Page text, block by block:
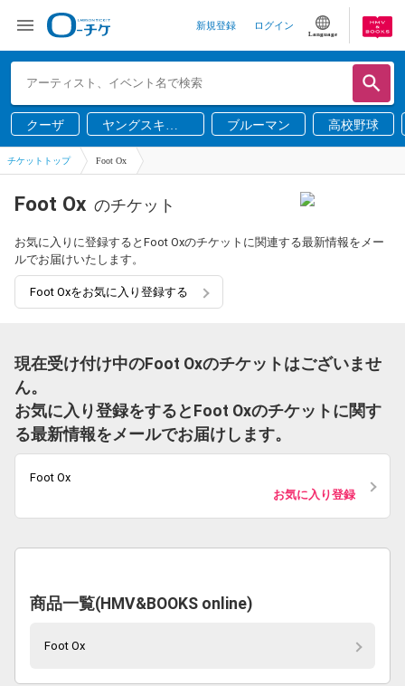
新規登録 ログイン
Language
クーザ
ヤングスキニ
ー
ブルーマン 高校野球
チケットトップ Foot Ox
Foot Ox のチケット
お気に入りに登録するとFoot Oxのチケットに関連する最新情報をメー
ルでお届けいたします。
Foot Oxをお気に入り登録する
現在受け付け中のFoot Oxのチケットはございませ
ん。
お気に入り登録をするとFoot Oxのチケットに関す
る最新情報をメールでお届けします。
Foot Ox
お気に入り登録
商品一覧(HMV&BOOKS online)
Foot Ox